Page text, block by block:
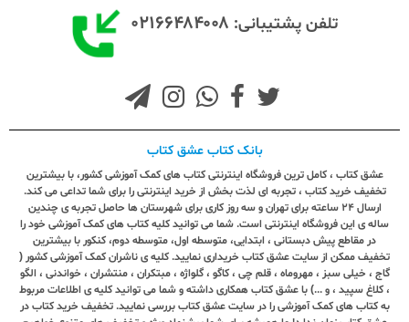
تلفن پشتیبانی: ۰۲۱۶۶۴۸۴۰۰۸
بانک کتاب عشق کتاب
عشق کتاب ، کامل ترین فروشگاه اینترنتی کتاب های کمک آموزشی کشور، با بیشترین
تخفیف خرید کتاب ، تجربه ای لذت بخش از خرید اینترنتی را برای شما تداعی می کند.
ارسال ٢٤ ساعته برای تهران و سه روز کاری برای شهرستان ها حاصل تجربه ی چندین
ساله ی این فروشگاه اینترنتی است. شما می توانید کلیه کتاب های کمک آموزشی خود را
در مقاطع پیش دبستانی ، ابتدایی، متوسطه اول، متوسطه دوم، کنکور با بیشترین
تخفیف ممکن از سایت عشق کتاب خریداری نمایید. کلیه ی ناشران کمک آموزشی کشور (
گاج ، خیلی سبز ، مهروماه ، قلم چی ، کاگو ، گلواژه ، مبتکران ، منتشران ، خواندنی ، الگو
، کلاغ سپید ، و ...) با عشق کتاب همکاری داشته و شما می توانید کلیه ی اطلاعات مربوط
به کتاب های کمک آموزشی را در سایت عشق کتاب بررسی نمایید. تخفیف خرید کتاب در